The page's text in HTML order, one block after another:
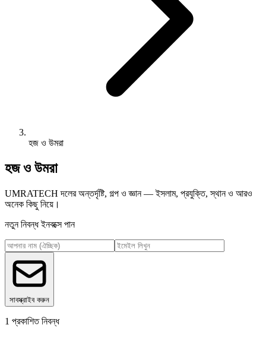
হজ ও উমরা
হজ ও উমরা
UMRATECH দলের অন্তর্দৃষ্টি, গল্প ও জ্ঞান — ইসলাম, প্রযুক্তি, স্থান ও আরও
অনেক কিছু নিয়ে।
নতুন নিবন্ধ ইনবক্সে পান
সাবস্ক্রাইব করুন
1 প্রকাশিত নিবন্ধ